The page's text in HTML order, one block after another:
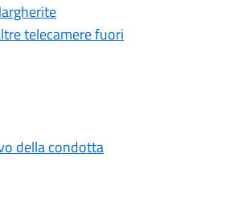
telecamere fuori
della condotta